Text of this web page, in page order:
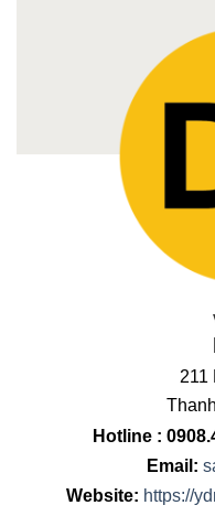
211
Hotline :
Email:
Website: https://